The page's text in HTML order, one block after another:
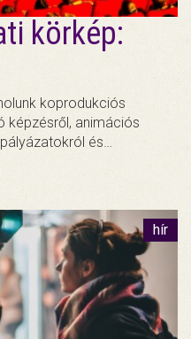
körkép:
koprodukciós
képzésről, animációs
és…
hír